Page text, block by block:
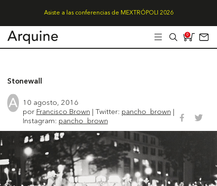
Asiste a las conferencias de MEXTRÓPOLI 2026
0
Stonewall
10 agosto, 2016
por Francisco Brown | Twitter: pancho_brown |
Instagram: pancho_brown